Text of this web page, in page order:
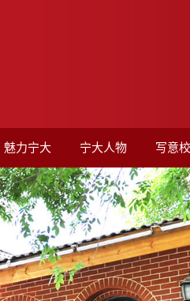
魅力宁大 宁大人物 写意